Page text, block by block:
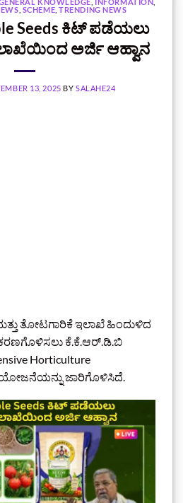
SCHEME ,TRENDING NEWS
Seeds ಕಿಟ್ ಪಡೆಯಲು
ಅರ್ಜಿ ಆಹ್ವಾನ
13, 2025 BY SALAHE24
ತೋಟಗಾರಿಕೆ ಇಲಾಖೆ ಹಿಂದುಳಿದ
ಕೆ.ಕೆ.ಆರ್.ಡಿ.ಬಿ
Horticulture
ಯೋಜನೆಯನ್ನು ಜಾರಿಗೊಳಿಸಿದೆ.